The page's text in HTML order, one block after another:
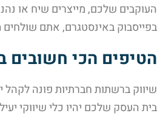
העוקבים שלכם, מייצרים שיח או
בפייסבוק באינסטגרם, אתם
הטיפים הכי חשובים
שיווק ברשתות חברתיות פונה
בית העסק שלכם יהיו כלי שיווקי